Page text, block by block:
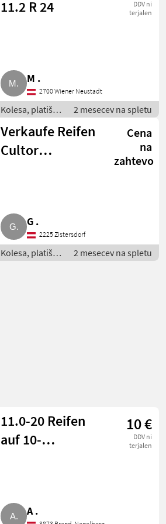
11.2 R 24
DDV ni
terjalen
M .
2700 Wiener Neustadt
Kolesa, platišča
in pnevmatike /
Komplet kolesa
2 mesecev na spletu
Verkaufe Reifen
Cultor
Cena
na
zahtevo
G .
2225 Zistersdorf
Kolesa, platišča
in pnevmatike /
2 mesecev na spletu
11.0-20 Reifen
auf 10-
10 €
DDV ni
terjalen
A .